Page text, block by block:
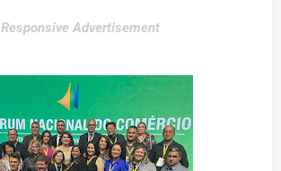
Responsive Advertisement